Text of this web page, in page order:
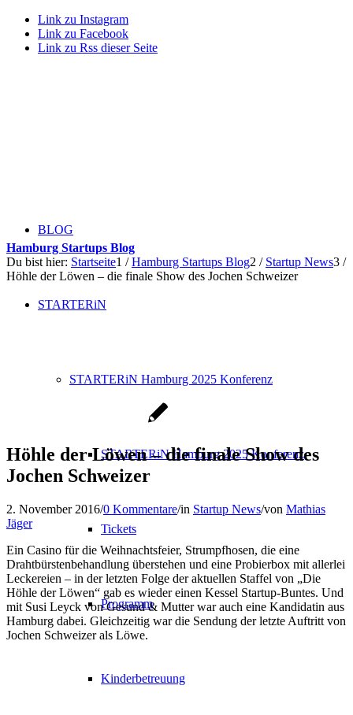
Link zu Instagram
Link zu Facebook
Link zu Rss dieser Seite
BLOG
STARTERiN
STARTERiN Hamburg 2025 Konferenz
STARTERiN Hamburg 2025 Konferenz
Tickets
Programm
Kinderbetreuung
Hamburg Startups Blog
Du bist hier: Startseite1 / Hamburg Startups Blog2 / Startup News3 /
Höhle der Löwen – die finale Show des Jochen Schweizer
Höhle der Löwen – die finale Show des
Jochen Schweizer
2. November 2016/0 Kommentare/in Startup News/von Mathias
Jäger
Ein Casino für die Weihnachtsfeier, Strumpfhosen, die eine
Drahtbürstenbehandlung überstehen und eine Probierbox mit allerlei
Leckereien – in der letzten Folge der aktuellen Staffel von „Die
Höhle der Löwen“ gab es wieder einen Kessel Startup-Buntes. Und
mit Susi Leyck von Gesund & Mutter war auch eine Kandidatin aus
Hamburg dabei. Gleichzeitig war die Sendung der letzte Auftritt von
Jochen Schweizer als Löwe.